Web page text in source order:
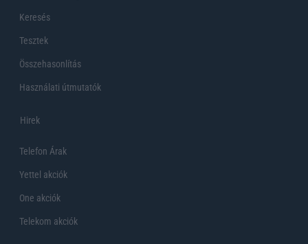
Keresés
Tesztek
Összehasonlítás
Használati útmutatók
Hirek
Telefon Árak
Yettel akciók
One akciók
Telekom akciók